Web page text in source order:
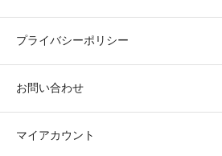
プライバシーポリシー
お問い合わせ
マイアカウント